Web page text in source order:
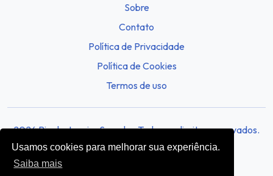
Usamos cookies para melhorar sua experiência.
Saiba mais
Sobre
Contato
Política de Privacidade
Política de Cookies
Termos de uso
2026 Rio de Janeiro Sounds - Todos os direitos reservados.